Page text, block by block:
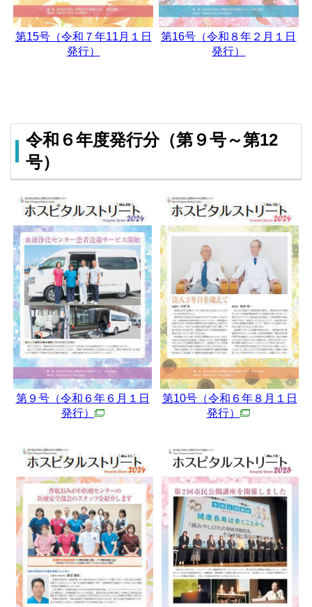
第15号（令和７年11月１日
発行）
第16号（令和８年２月１日
発行）
令和６年度発行分（第９号～第12
号）
第９号（令和６年６月１日
発行）
第10号（令和６年８月１日
発行）